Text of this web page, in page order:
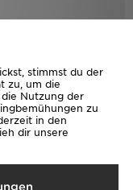
stimmst du der
zu, um die
Nutzung der
zu
in den
dir unsere